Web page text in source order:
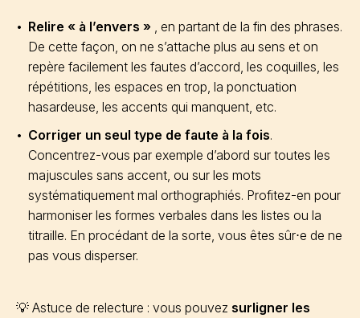
Relire « à l’envers » , en partant de la fin des phrases.
De cette façon, on ne s’attache plus au sens et on
repère facilement les fautes d’accord, les coquilles, les
répétitions, les espaces en trop, la ponctuation
hasardeuse, les accents qui manquent, etc.
Corriger un seul type de faute à la fois.
Concentrez-vous par exemple d’abord sur toutes les
majuscules sans accent, ou sur les mots
systématiquement mal orthographiés. Profitez-en pour
harmoniser les formes verbales dans les listes ou la
titraille. En procédant de la sorte, vous êtes sûr⋅e de ne
pas vous disperser.
💡 Astuce de relecture : vous pouvez surligner les